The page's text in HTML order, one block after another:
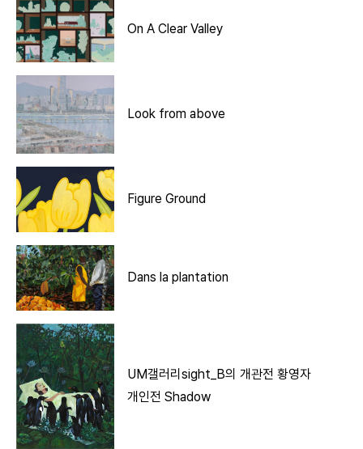
On A Clear Valley
Look from above
Figure Ground
Dans la plantation
UM갤러리sight_B의 개관전 황영자
개인전 Shadow